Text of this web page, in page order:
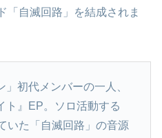
「自滅回路」を結成されま
初代メンバーの一人、
ト』EP。ソロ活動する
いた「自滅回路」の音源